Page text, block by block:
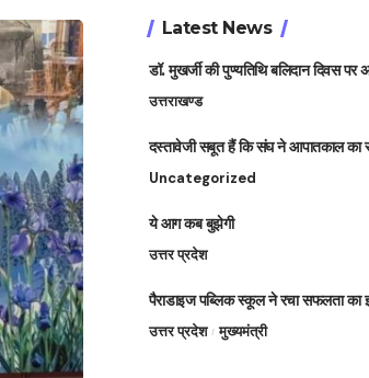
Latest News
डॉ. मुखर्जी की पुण्यतिथि बलिदान दिवस पर
उत्तराखण्ड
दस्तावेजी सबूत हैं कि संघ ने आपातकाल का
Uncategorized
ये आग कब बुझेगी
उत्तर प्रदेश
पैराडाइज पब्लिक स्कूल ने रचा सफलता का
उत्तर प्रदेश मुख्यमंत्री